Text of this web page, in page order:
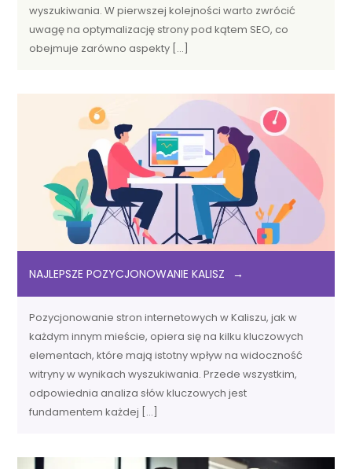
wyszukiwania. W pierwszej kolejności warto zwrócić
uwagę na optymalizację strony pod kątem SEO, co
obejmuje zarówno aspekty […]
NAJLEPSZE POZYCJONOWANIE KALISZ
Pozycjonowanie stron internetowych w Kaliszu, jak w
każdym innym mieście, opiera się na kilku kluczowych
elementach, które mają istotny wpływ na widoczność
witryny w wynikach wyszukiwania. Przede wszystkim,
odpowiednia analiza słów kluczowych jest
fundamentem każdej […]